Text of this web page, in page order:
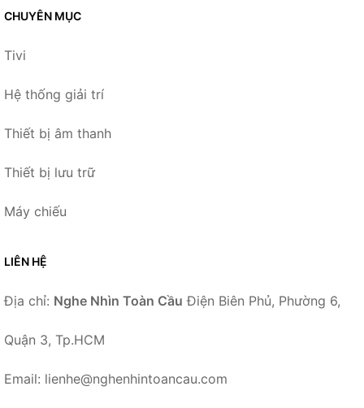
CHUYÊN MỤC
Tivi
Hệ thống giải trí
Thiết bị âm thanh
Thiết bị lưu trữ
Máy chiếu
LIÊN HỆ
Địa chỉ: Nghe Nhìn Toàn Cầu Điện Biên Phủ, Phường 6,
Quận 3, Tp.HCM
Email: lienhe@nghenhintoancau.com